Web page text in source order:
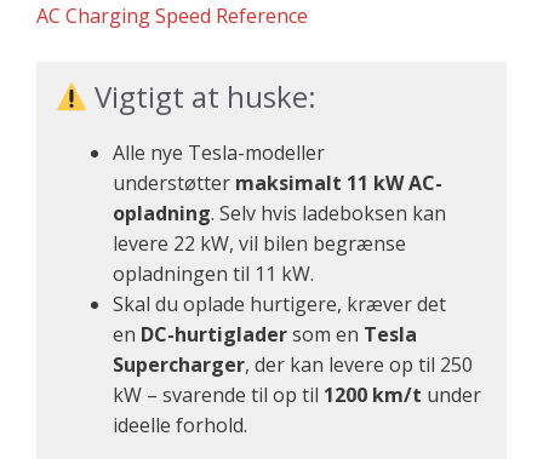
AC Charging Speed Reference
Vigtigt at huske:
Alle nye Tesla-modeller
understøtter maksimalt 11 kW AC-
opladning. Selv hvis ladeboksen kan
levere 22 kW, vil bilen begrænse
opladningen til 11 kW.
Skal du oplade hurtigere, kræver det
en DC-hurtigladersom en Tesla
Supercharger, der kan levere op til 250
kW – svarende til op til 1200 km/t under
ideelle forhold.